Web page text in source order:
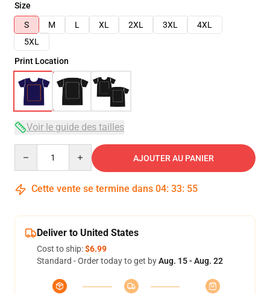
Size
S
M L XL 2XL 3XL
4XL
5XL
Print Location
Voir le guide des tailles
AJOUTER AU PANIER
Cette vente se termine dans 04: 33: 54
Deliver to United States
Cost to ship:$6.99
Standard - Order today to get byAug. 15 - Aug. 22